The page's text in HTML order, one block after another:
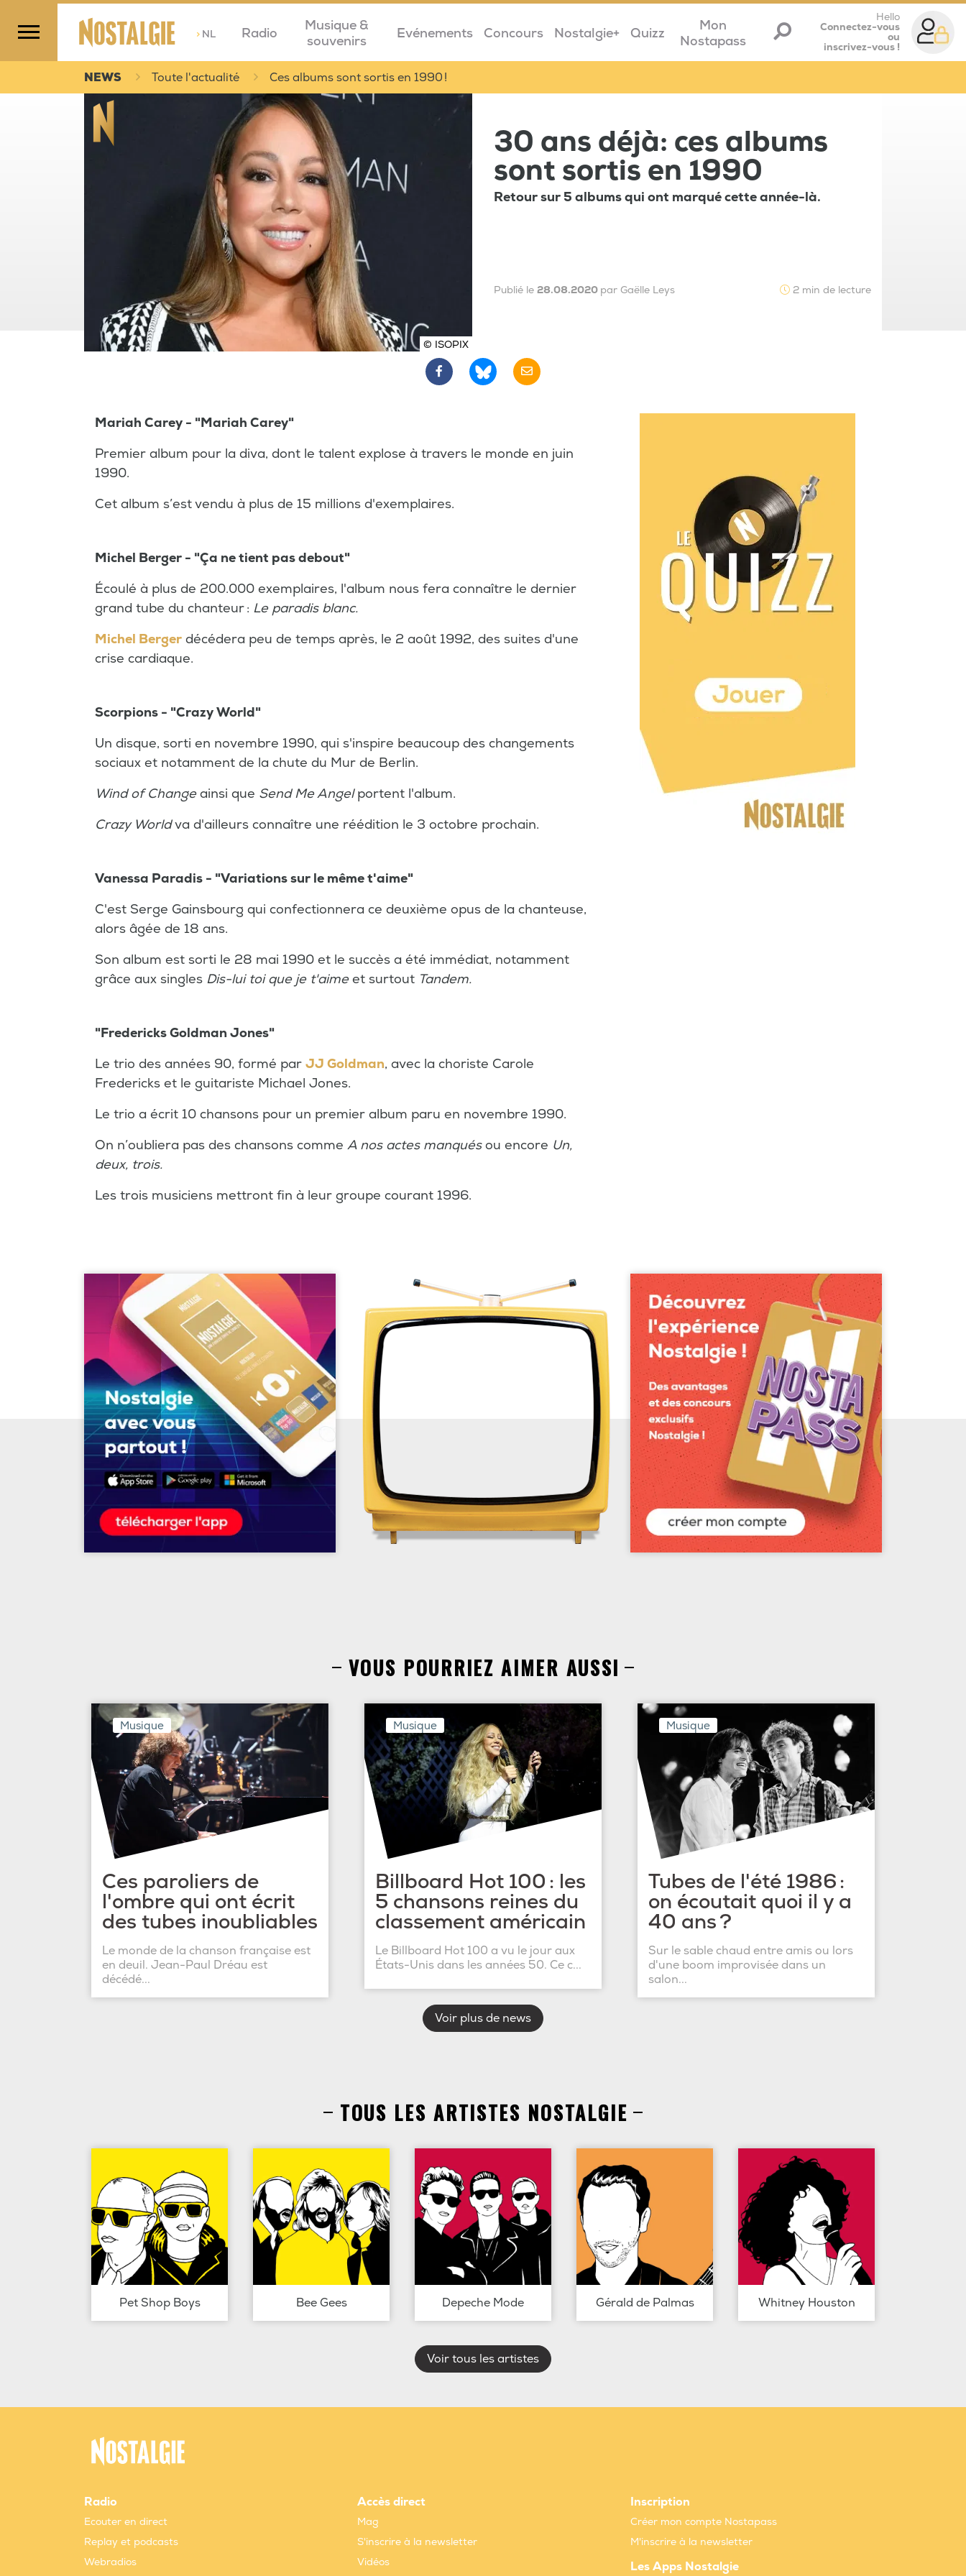
>NL Radio
Musique &
souvenirs
Evénements Concours Nostalgie+ Quizz
Mon
Nostapass
Hello
Connectez-vous
ou
inscrivez-vous !
NEWS Toute l'actualité Ces albums sont sortis en 1990 !
© ISOPIX
30 ans déjà: ces albums
sont sortis en 1990
Retour sur 5 albums qui ont marqué cette année-là.
Publié le 28.08.2020 par Gaëlle Leys 2 min de lecture
Mariah Carey - "Mariah Carey"
Premier album pour la diva, dont le talent explose à travers le monde en juin
1990.
Cet album s’est vendu à plus de 15 millions d'exemplaires.
Michel Berger - "Ça ne tient pas debout"
Écoulé à plus de 200.000 exemplaires, l'album nous fera connaître le dernier
grand tube du chanteur : Le paradis blanc.
Michel Berger décédera peu de temps après, le 2 août 1992, des suites d'une
crise cardiaque.
Scorpions - "Crazy World"
Un disque, sorti en novembre 1990, qui s'inspire beaucoup des changements
sociaux et notamment de la chute du Mur de Berlin.
Wind of Changeainsi que Send Me Angelportent l'album.
Crazy Worldva d'ailleurs connaître une réédition le 3 octobre prochain.
Vanessa Paradis - "Variations sur le même t'aime"
C'est Serge Gainsbourg qui confectionnera ce deuxième opus de la chanteuse,
alors âgée de 18 ans.
Son album est sorti le 28 mai 1990 et le succès a été immédiat, notamment
grâce aux singles Dis-lui toi que je t'aimeet surtout Tandem.
"Fredericks Goldman Jones"
Le trio des années 90, formé par JJ Goldman, avec la choriste Carole
Fredericks et le guitariste Michael Jones.
Le trio a écrit 10 chansons pour un premier album paru en novembre 1990.
On n’oubliera pas des chansons comme A nos actes manquésou encore Un,
deux, trois.
Les trois musiciens mettront fin à leur groupe courant 1996.
VOUS POURRIEZ AIMER AUSSI
Musique
Ces paroliers de
l'ombre qui ont écrit
des tubes inoubliables
Le monde de la chanson française est
en deuil. Jean-Paul Dréau est
décédé...
Musique
Billboard Hot 100 : les
5 chansons reines du
classement américain
Le Billboard Hot 100 a vu le jour aux
États-Unis dans les années 50. Ce c...
Musique
Tubes de l'été 1986 :
on écoutait quoi il y a
40 ans ?
Sur le sable chaud entre amis ou lors
d'une boom improvisée dans un
salon...
Voir plus de news
TOUS LES ARTISTES NOSTALGIE
Pet Shop Boys Bee Gees Depeche Mode Gérald de Palmas Whitney Houston
Voir tous les artistes
Radio
Ecouter en direct
Replay et podcasts
Webradios
Accès direct
Mag
S'inscrire à la newsletter
Vidéos
Inscription
Créer mon compte Nostapass
M'inscrire à la newsletter
Les Apps Nostalgie